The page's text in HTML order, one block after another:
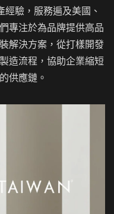
驗，服務遍及美國、
專注於為品牌提供高品
解決方案，從打樣開發
造流程，協助企業縮短
供應鏈。